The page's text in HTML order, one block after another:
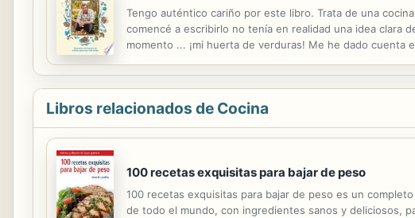
Tengo auténtico cariño por este libro. Trata de una
comencé a escribirlo no tenía en realidad una idea clara
momento ... ¡mi huerta de verduras! Me he dado
Libros relacionados de Cocina
100 recetas exquisitas para bajar de peso
100 recetas exquisitas para bajar de peso es un
de todo el mundo, con ingredientes sanos y deliciosos,